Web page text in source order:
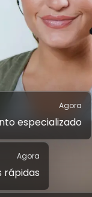
Agora
especializado
Agora
rápidas